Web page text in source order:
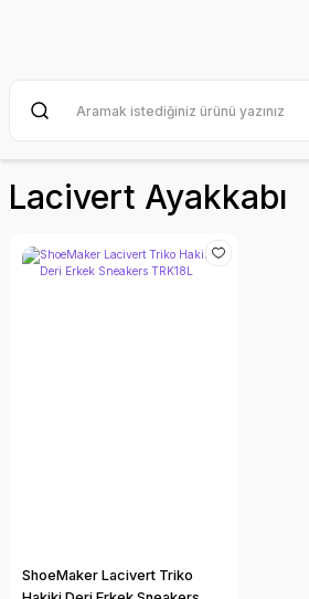
Lacivert Ayakkabı
ShoeMaker Lacivert Triko